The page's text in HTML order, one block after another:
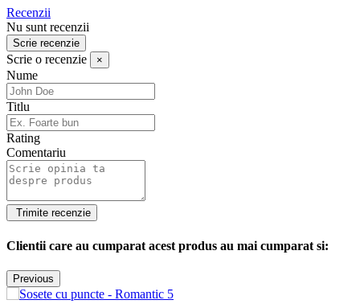
Recenzii
Nu sunt recenzii
Scrie recenzie
Scrie o recenzie ×
Nume
Titlu
Rating
Comentariu
Clientii care au cumparat acest produs au mai cumparat si:
Previous